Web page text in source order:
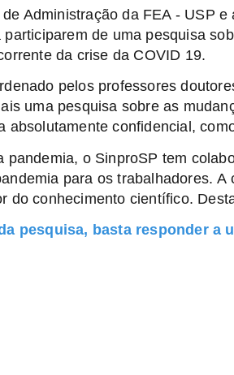
Administração da FEA - USP
participarem de uma pesquisa
da crise da COVID 19.
pelos professores
uma pesquisa sobre as
absolutamente confidencial,
pandemia, o SinproSP tem
para os trabalhadores.
do conhecimento científico.
pesquisa, basta responder a